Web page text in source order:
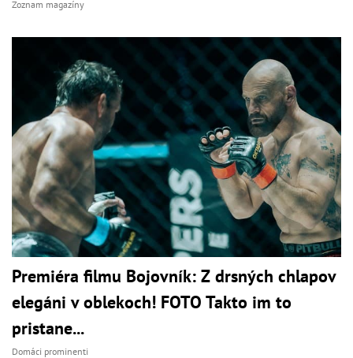
Zoznam magazíny
Premiéra filmu Bojovník: Z drsných chlapov
elegáni v oblekoch! FOTO Takto im to
pristane...
Domáci prominenti